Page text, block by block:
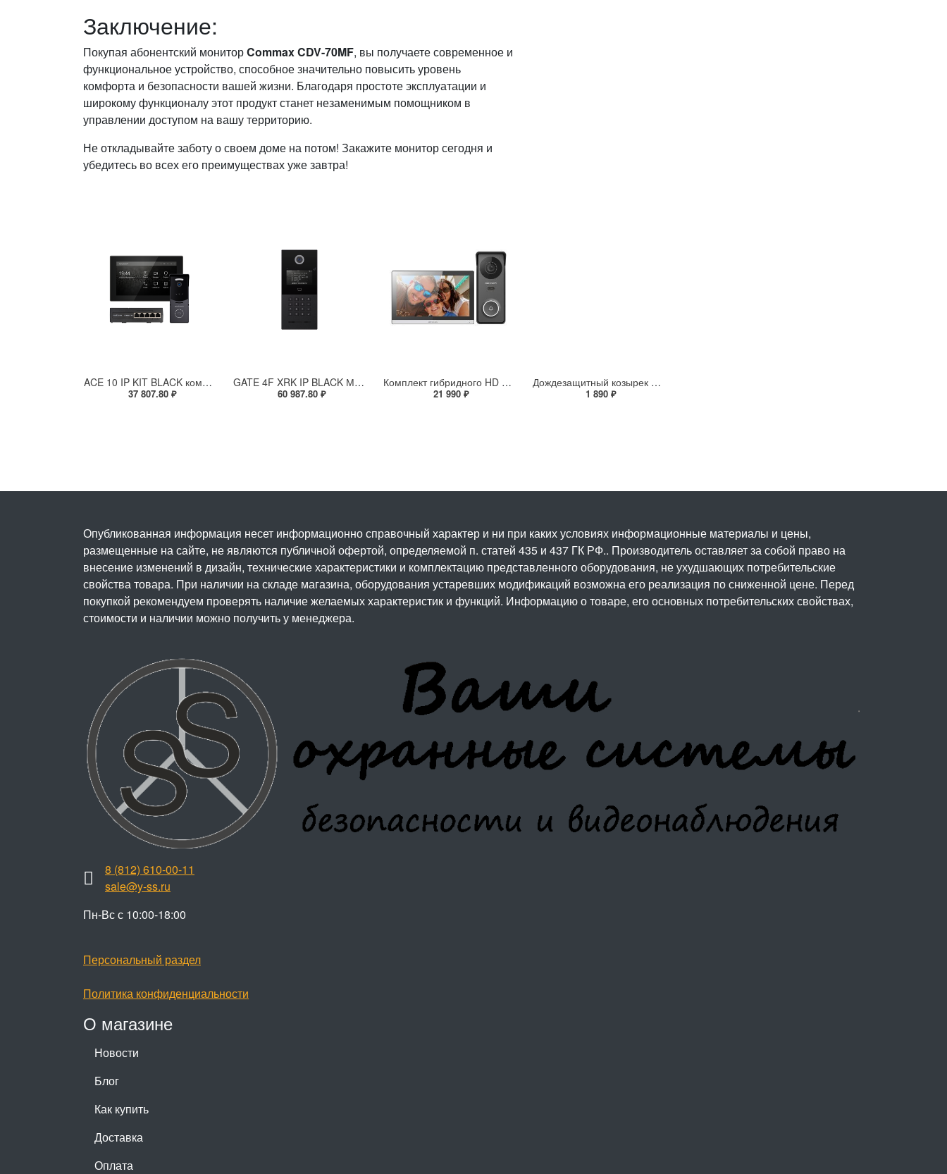
Заключение:
Покупая абонентский мониторCommax CDV-70MF, вы получаете современное и
функциональное устройство, способное значительно повысить уровень
комфорта и безопасности вашей жизни. Благодаря простоте эксплуатации и
широкому функционалу этот продукт станет незаменимым помощником в
управлении доступом на вашу территорию.
Не откладывайте заботу о своем доме на потом! Закажите монитор сегодня и
убедитесь во всех его преимуществах уже завтра!
ACE 10 IP KIT BLACK комплект из IP-видеодомофона, IP-вызывной панели и PoE-коммутатора
37 807.80 ₽
GATE 4F XRK IP BLACK Многоабонентская IP вызывная панель с дисплеем и СКУД
60 987.80 ₽
Комплект гибридного HD видеодомофона Hikvision DS-KIS313-P(B)
21 990 ₽
Дождезащитный козырек Hikvision DS-KABV8113-RS/Surface
1 890 ₽
О магазине
Новости
Блог
Как купить
Доставка
Оплата
8 (812) 610-00-11
sale@y-ss.ru
Пн-Вс с 10:00-18:00
Персональный раздел
Политика конфиденциальности
Опубликованная информация несет информационно справочный характер и ни при каких условиях информационные материалы и цены,
размещенные на сайте, не являются публичной офертой, определяемой п. статей 435 и 437 ГК РФ.. Производитель оставляет за собой право на
внесение изменений в дизайн, технические характеристики и комплектацию представленного оборудования, не ухудшающих потребительские
свойства товара. При наличии на складе магазина, оборудования устаревших модификаций возможна его реализация по сниженной цене. Перед
покупкой рекомендуем проверять наличие желаемых характеристик и функций. Информацию о товаре, его основных потребительских свойствах,
стоимости и наличии можно получить у менеджера.